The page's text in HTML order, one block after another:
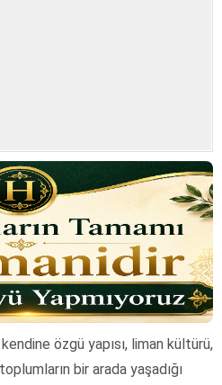
özgü yapısı, liman kültürü,
bir arada yaşadığı